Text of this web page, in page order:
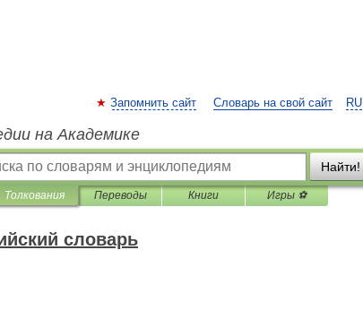
RU
Запомнить сайт Словарь на свой сайт
на Академике
Найти!
Толкования Переводы Книги Игры ⚽
словарь